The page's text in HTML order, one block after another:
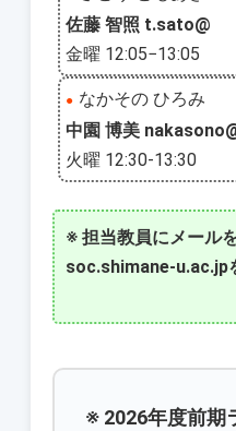
佐藤 智照 t.sato@
金曜 12:05−13:05
● なかその ひろみ
中園 博美
火曜 12:30-13:30
※ 担当教員にメール
soc.shimane-u.ac.jp
※ 2026年度前期